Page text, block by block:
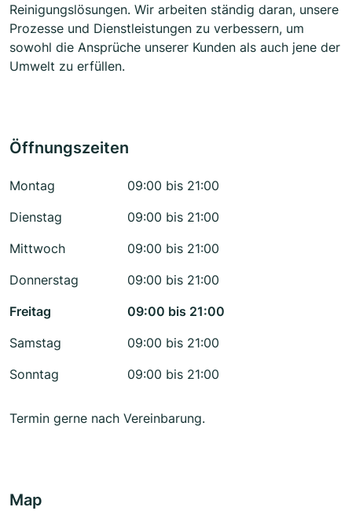
Reinigungslösungen. Wir arbeiten ständig daran, unsere
Prozesse und Dienstleistungen zu verbessern, um
sowohl die Ansprüche unserer Kunden als auch jene der
Umwelt zu erfüllen.
Öffnungszeiten
Montag
09:00 bis 21:00
Dienstag
09:00 bis 21:00
Mittwoch
09:00 bis 21:00
Donnerstag
09:00 bis 21:00
Freitag
09:00 bis 21:00
Samstag
09:00 bis 21:00
Sonntag
09:00 bis 21:00
Termin gerne nach Vereinbarung.
Map